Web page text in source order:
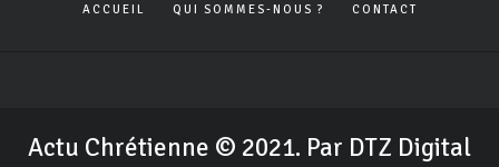
ACCUEIL QUI SOMMES-NOUS ? CONTACT
Actu Chrétienne © 2021. Par DTZ Digital